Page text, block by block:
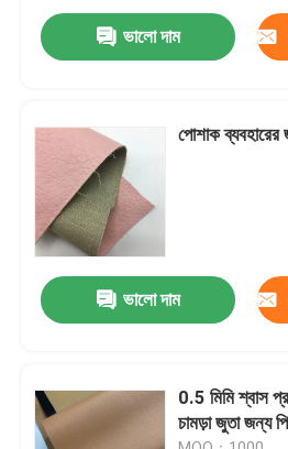
কারখানা ভ্রমণ
আমাদের সাথে যোগাযোগ করুন
উদ্ধৃতির জন্য আবেদন
পিভিসি ফ্যাক্স লেদার
মাইক্রোফাইবার চামড়া উপাদান
ভালো দাম
পোশাক ব্যবহারের
ভালো দাম
0.5 মিমি শ্বাস
চামড়া জুতা জন্য